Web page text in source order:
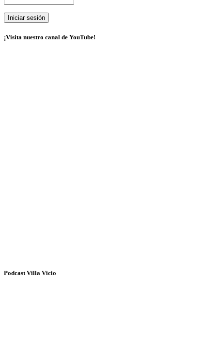
¡Visita nuestro canal de YouTube!
Podcast Villa Vicio